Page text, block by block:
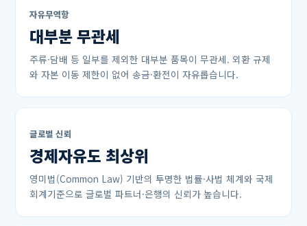
자유무역항
대부분 무관세
주류·담배 등 일부를 제외한 대부분 품목이 무관세. 외환 규제
와 자본 이동 제한이 없어 송금·환전이 자유롭습니다.
글로벌 신뢰
경제자유도 최상위
영미법(Common Law) 기반의 투명한 법률·사법 체계와 국제
회계기준으로 글로벌 파트너·은행의 신뢰가 높습니다.